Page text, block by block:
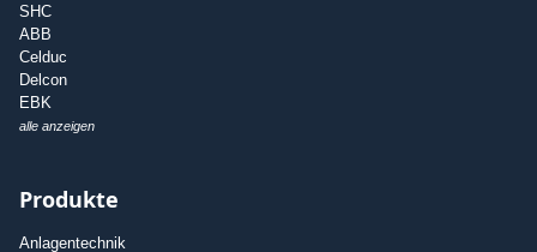
SHC
ABB
Celduc
Delcon
EBK
alle anzeigen
Produkte
Anlagentechnik